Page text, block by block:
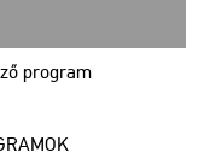
program